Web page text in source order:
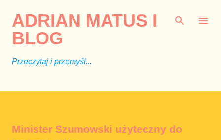
ADRIAN MATUS I
BLOG
Przeczytaj i przemyśl...
Minister Szumowski użyteczny do